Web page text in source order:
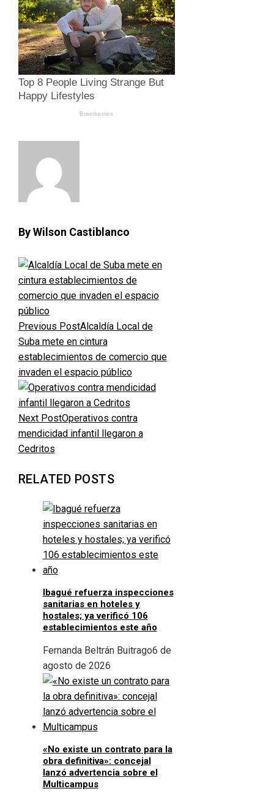
By Wilson Castiblanco
Previous PostAlcaldía Local de
Suba mete en cintura
establecimientos de comercio que
invaden el espacio público
Next PostOperativos contra
mendicidad infantil llegaron a
Cedritos
RELATED POSTS
Ibagué refuerza inspecciones
sanitarias en hoteles y
hostales; ya verificó 106
establecimientos este año
Fernanda Beltrán Buitrago6 de
agosto de 2026
«No existe un contrato para la
obra definitiva»: concejal
lanzó advertencia sobre el
Multicampus